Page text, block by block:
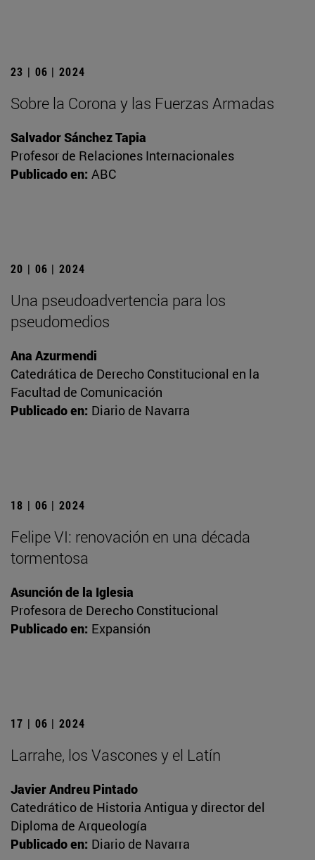
23 | 06 | 2024
Sobre la Corona y las Fuerzas Armadas
Salvador Sánchez Tapia
Profesor de Relaciones Internacionales
Publicado en: ABC
20 | 06 | 2024
Una pseudoadvertencia para los
pseudomedios
Ana Azurmendi
Catedrática de Derecho Constitucional en la
Facultad de Comunicación
Publicado en: Diario de Navarra
18 | 06 | 2024
Felipe VI: renovación en una década
tormentosa
Asunción de la Iglesia
Profesora de Derecho Constitucional
Publicado en: Expansión
17 | 06 | 2024
Larrahe, los Vascones y el Latín
Javier Andreu Pintado
Catedrático de Historia Antigua y director del
Diploma de Arqueología
Publicado en: Diario de Navarra